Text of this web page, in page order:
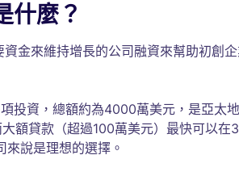
什麼？
金來維持增長的公司融資來幫助初創
投資，總額約為4000萬美元，是亞太
額貸款（超過100萬美元）最快可以
說是理想的選擇。